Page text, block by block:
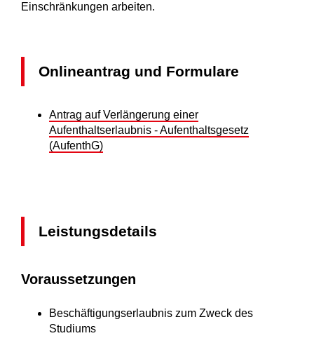
Einschränkungen arbeiten.
Onlineantrag und Formulare
Antrag auf Verlängerung einer
Aufenthaltserlaubnis - Aufenthaltsgesetz
(AufenthG)
Leistungsdetails
Voraussetzungen
Beschäftigungserlaubnis zum Zweck des
Studiums